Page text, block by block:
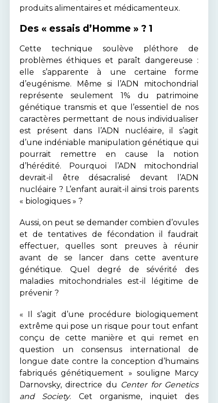
produits alimentaires et médicamenteux.
Des « essais d’Homme » ? 1
Cette technique soulève pléthore de
problèmes éthiques et paraît dangereuse :
elle s’apparente à une certaine forme
d’eugénisme. Même si l’ADN mitochondrial
représente seulement 1% du patrimoine
génétique transmis et que l’essentiel de nos
caractères permettant de nous individualiser
est présent dans l’ADN nucléaire, il s’agit
d’une indéniable manipulation génétique qui
pourrait remettre en cause la notion
d’hérédité. Pourquoi l’ADN mitochondrial
devrait-il être désacralisé devant l’ADN
nucléaire ? L’enfant aurait-il ainsi trois parents
« biologiques » ?
Aussi, on peut se demander combien d’ovules
et de tentatives de fécondation il faudrait
effectuer, quelles sont preuves à réunir
avant de se lancer dans cette aventure
génétique. Quel degré de sévérité des
maladies mitochondriales est-il légitime de
prévenir ?
« Il s’agit d’une procédure biologiquement
extrême qui pose un risque pour tout enfant
conçu de cette manière et qui remet en
question un consensus international de
longue date contre la conception d’humains
fabriqués génétiquement » souligne Marcy
Darnovsky, directrice du Center for Genetics
and Society. Cet organisme, inquiet des